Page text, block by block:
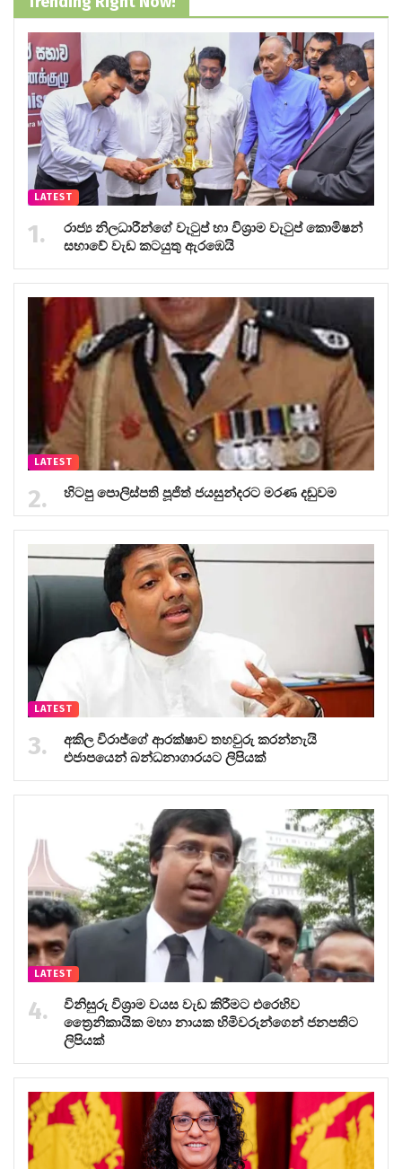
LATEST
රාජ්‍ය නිලධාරීන්ගේ වැටුප් හා විශ්‍රාම වැටුප් කොමිෂන්
සභාවේ වැඩ කටයුතු ඇරඹෙයි
LATEST
හිටපු පොලිස්පති පූජිත් ජයසුන්දරට මරණ දඬුවම
LATEST
අකිල විරාජ්ගේ ආරක්ෂාව තහවුරු කරන්නැයි
එජාපයෙන් බන්ධනාගාරයට ලිපියක්
LATEST
විනිසුරු විශ්‍රාම වයස වැඩ කිරීමට එරෙහිව
ත්‍රෛනිකායික මහා නායක හිමිවරුන්ගෙන් ජනපතිට
ලිපියක්